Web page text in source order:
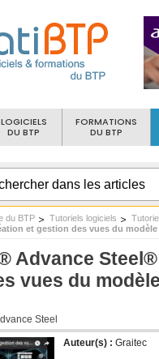
LOGICIELS
DU BTP
FORMATIONS
DU BTP
du BTP Tutoriels logiciels
et gestion des vues du
Advance
vues du
Steel
Auteur(s) : Graitec